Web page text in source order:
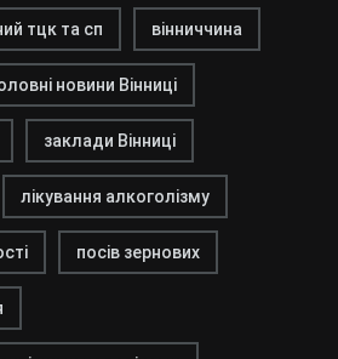
тцк та сп вінниччина
новини Вінниці
заклади Вінниці
лікування алкоголізму
посів зернових